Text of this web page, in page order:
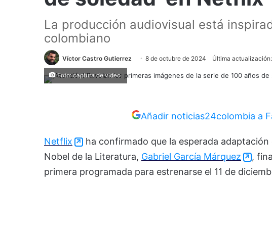
La producción audiovisual está
colombiano
Víctor Castro Gutierrez 8 de octubre de 2024 Última
Foto: captura de video.
Añadir noticias24colombia a
Netflix ha confirmado que la esperada adaptación
Nobel de la Literatura, Gabriel García Márquez
,
primera programada para estrenarse el 11 de